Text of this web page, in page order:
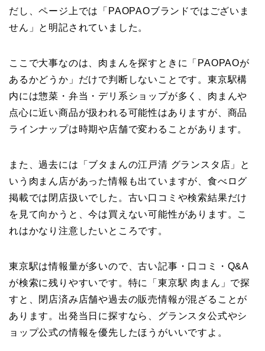
だし、ページ上では「PAOPAOブランドではございま
せん」と明記されていました。
ここで大事なのは、肉まんを探すときに「PAOPAOが
あるかどうか」だけで判断しないことです。東京駅構
内には惣菜・弁当・デリ系ショップが多く、肉まんや
点心に近い商品が扱われる可能性はありますが、商品
ラインナップは時期や店舗で変わることがあります。
また、過去には「ブタまんの江戸清 グランスタ店」と
いう肉まん店があった情報も出ていますが、食べログ
掲載では閉店扱いでした。古い口コミや検索結果だけ
を見て向かうと、今は買えない可能性があります。こ
れはかなり注意したいところです。
東京駅は情報量が多いので、古い記事・口コミ・Q&A
が検索に残りやすいです。特に「東京駅 肉まん」で探
すと、閉店済み店舗や過去の販売情報が混ざることが
あります。出発当日に探すなら、グランスタ公式やシ
ョップ公式の情報を優先したほうがいいですよ。